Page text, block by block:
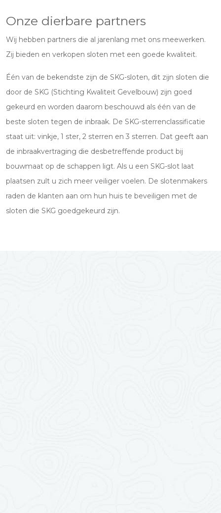
Onze dierbare partners
Wij hebben partners die al jarenlang met ons meewerken.
Zij bieden en verkopen sloten met een goede kwaliteit.
Één van de bekendste zijn de SKG-sloten, dit zijn sloten die
door de SKG (Stichting Kwaliteit Gevelbouw) zijn goed
gekeurd en worden daarom beschouwd als één van de
beste sloten tegen de inbraak. De SKG-sterrenclassificatie
staat uit: vinkje, 1 ster, 2 sterren en 3 sterren. Dat geeft aan
de inbraakvertraging die desbetreffende product bij
bouwmaat op de schappen ligt. Als u een SKG-slot laat
plaatsen zult u zich meer veiliger voelen. De slotenmakers
raden de klanten aan om hun huis te beveiligen met de
sloten die SKG goedgekeurd zijn.